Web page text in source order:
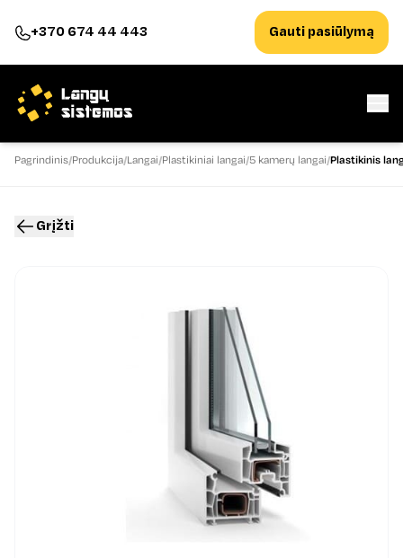
+370 674 44 443 Gauti pasiūlymą
Pagrindinis Produkcija Langai Plastikiniai langai 5 kamerų langai Plastikinis
Grįžti